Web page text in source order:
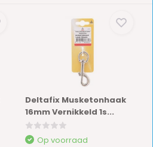
Deltafix Musketonhaak
16mm Vernikkeld 1s...
Op voorraad